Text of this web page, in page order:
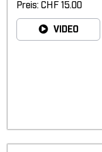
Preis: CHF 15.00
VIDEO